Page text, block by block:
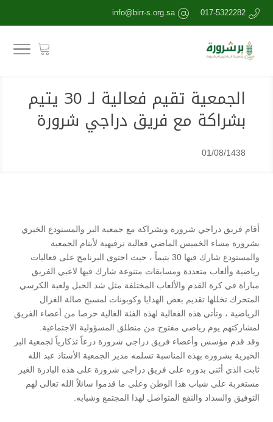
017-5322282
info@birr-s.org.sa
الجمعية تقيم فعالية لـ 30 يتيم
بشراكة مع فريق دراجي شرورة
01/08/1438
أقام فريق دراجي شرورة وبشراكة مع جمعية البر والمستودع الخيري
بشرورة مساء الخميس الماضي فعالية ترفيهية لأيتام الجمعية
والمستودع شارك فيها 30 يتيماً ، حيث احتوى البرنامج على فعاليات
رياضية وألعاب متعددة ومسابقات متنوعة شارك فيها لاعبي الفريق
مباراة في كرة القدم والألعاب المختلفة مثل شد الحبل ولعبة الكرسي
المتحرك تخللها تقديم بعض الهدايا وكوبونات لمسبح صالة الغزال
الرياضية ، وتأتي هذه الفعالية لهذه الفئة الغالية حرصا من أعضاء الفريق
لمشاركتهم يوم رياضي مفتوح من منطلق المسؤولية الاجتماعية.
وقد قدم مؤسس وأعضاء فريق دراجي شرورة درعاً تذكارياً لجمعية البر
الخيرية بشروره بهذه المناسبة تسلمه مدير الجمعية الأستاذ عبد الله
ثابت الذي أثنى بدوره على فريق دراجي شرورة على هذه البادرة الغير
مستغربة على شباب هذا الوطن وعلى ما قدموا سائلاً الله تعالى لهم
التوفيق والسداد والنفع المتواصل لهذا المجتمع وشبابه.